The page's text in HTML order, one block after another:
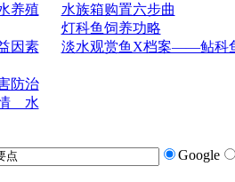
养殖
因素
防治
情 水
水族箱购置六步曲
灯科鱼饲养功略
淡水观赏鱼X档案——鲇科
Google